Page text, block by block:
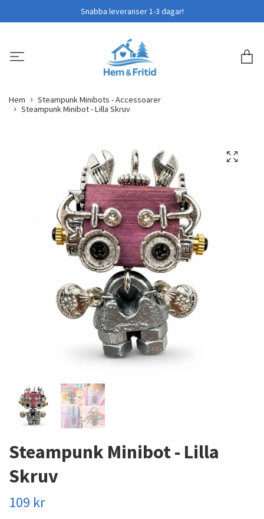
Snabba leveranser 1-3 dagar!
Hem
Steampunk Minibots - Accessoarer
Steampunk Minibot - Lilla Skruv
Steampunk Minibot - Lilla
Skruv
109 kr